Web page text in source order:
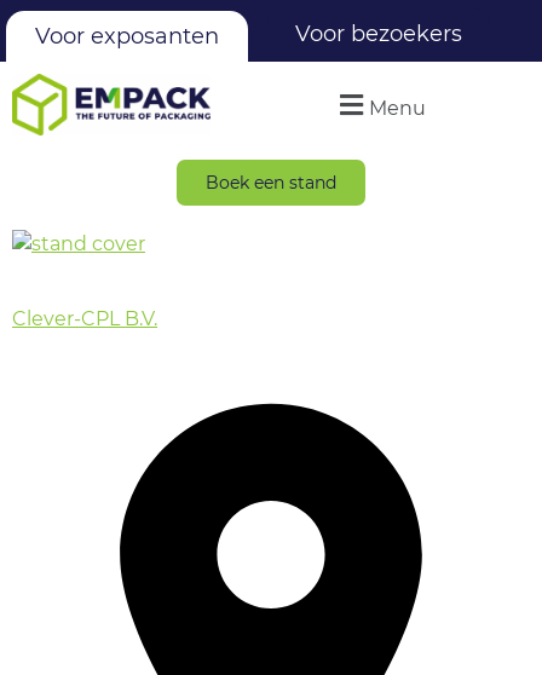
Voor exposanten Voor bezoekers
Menu
Boek een stand
Clever-CPL B.V.